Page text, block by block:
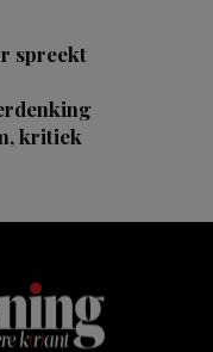
spreekt
kritiek